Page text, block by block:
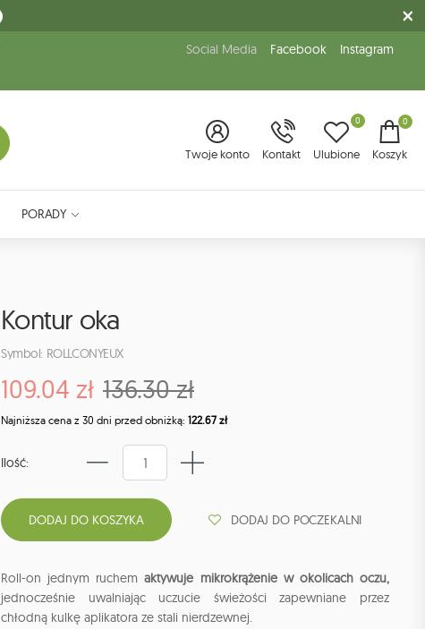
Social Media Facebook Instagram
Twoje konto Kontakt Ulubione
0 0
Koszyk
PORADY
Kontur oka
Symbol: ROLLCONYEUX
109.04 zł 136.30 zł
Najniższa cena z 30 dni przed obniżką: 122.67 zł
Ilość:
DODAJ DO POCZEKALNI
Roll-on jednym ruchemaktywuje mikrokrążenie w okolicach oczu,
jednocześnie uwalniając uczucie świeżości zapewniane przez
chłodną kulkę aplikatora ze stali nierdzewnej.